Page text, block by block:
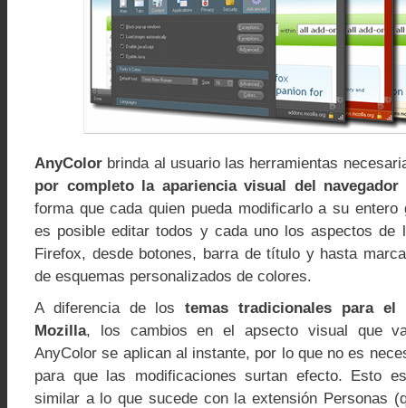
AnyColor brinda al usuario las herramientas
por completo la apariencia visual del navegador
forma que cada quien pueda modificarlo a su entero
es posible editar todos y cada uno los aspectos de
Firefox, desde botones, barra de título y hasta
de esquemas personalizados de colores.
A diferencia de los temas tradicionales para el
Mozilla, los cambios en el apsecto visual que
AnyColor se aplican al instante, por lo que no es
para que las modificaciones surtan efecto. Esto
similar a lo que sucede con la extensión Personas